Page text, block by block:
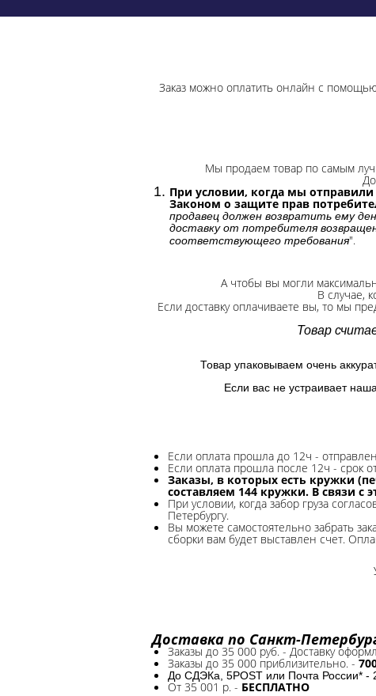
Заказ можно оплатить онлайн с
Мы продаем товар по самым
При условии, когда мы отправили
Законом о защите прав
продавец должен возвратить ему
доставку от потребителя
соответствующего требования".
А чтобы вы могли
В случае,
Если доставку оплачиваете вы, то мы
Товар
Товар упаковываем очень
Если вас не устраивает
Если оплата прошла до 12ч -
Если оплата прошла после 12ч - срок
Заказы, в которых есть кружки
составляем 144 кружки. В связи с
При условии, когда забор груза
Петербургу.
Вы можете самостоятельно забрать
сборки вам будет выставлен счет.
Доставка по Санкт-
Заказы до 35 000 руб. - Доставку
Заказы до 35 000 приблизительно. -
До СДЭКа, 5POST или Почта России* -
От 35 001 р. - БЕСПЛАТНО